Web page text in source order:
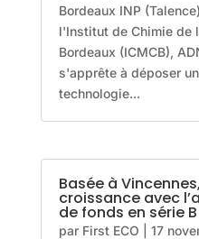
Bordeaux INP
l'Institut de Chimie de
Bordeaux (ICMCB),
s'apprête à déposer
technologie...
Basée à
croissance avec
de fonds en série B
par First ECO
17